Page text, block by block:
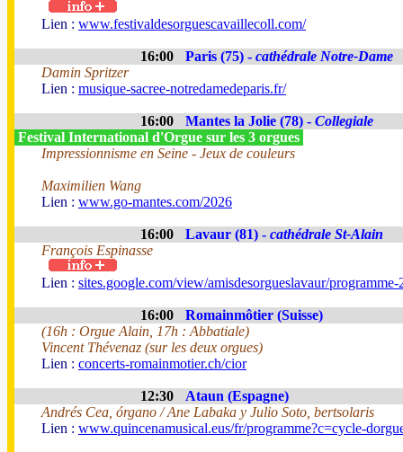
Lien : www.festivaldesorguescavaillecoll.com/
16:00 Paris (75) - cathédrale Notre-Dame
Damin Spritzer
Lien : musique-sacree-notredamedeparis.fr/
16:00 Mantes la Jolie (78) - Collegiale
Festival International d'Orgue sur les 3 orgues
Impressionnisme en Seine - Jeux de couleurs
Maximilien Wang
Lien : www.go-mantes.com/2026
16:00 Lavaur (81) - cathédrale St-Alain
François Espinasse
Lien : sites.google.com/view/amisdesorgueslavaur/programme-
16:00
Romainmôtier (Suisse)
(16h : Orgue Alain, 17h : Abbatiale)
Vincent Thévenaz (sur les deux orgues)
Lien : concerts-romainmotier.ch/cior
12:30
Ataun (Espagne)
Andrés Cea, órgano / Ane Labaka y Julio Soto, bertsolaris
Lien : www.quincenamusical.eus/fr/programme?c=cycle-